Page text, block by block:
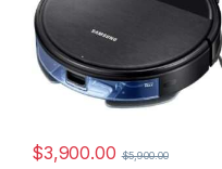
$3,900.00 $5,900.00